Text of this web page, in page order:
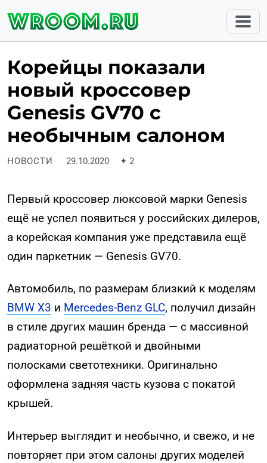
Корейцы показали
новый кроссовер
Genesis GV70 с
необычным салоном
НОВОСТИ 29.10.2020 ✦ 2
Первый кроссовер люксовой марки Genesis
ещё не успел появиться у российских дилеров,
а корейская компания уже представила ещё
один паркетник — Genesis GV70.
Автомобиль, по размерам близкий к моделям
BMW X3 и Mercedes-Benz GLC, получил дизайн
в стиле других машин бренда — с массивной
радиаторной решёткой и двойными
полосками светотехники. Оригинально
оформлена задняя часть кузова с покатой
крышей.
Интерьер выглядит и необычно, и свежо, и не
повторяет при этом салоны других моделей